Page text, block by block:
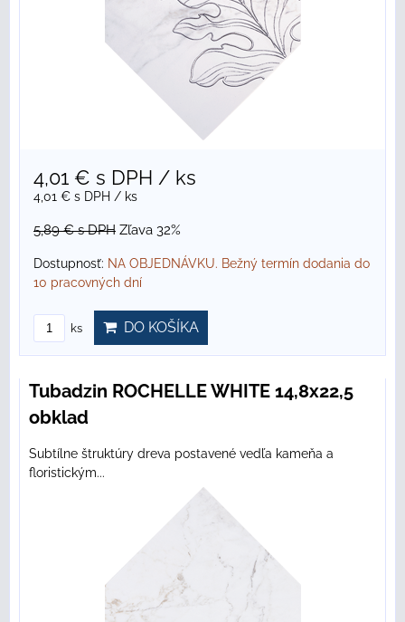
4,01 € s DPH / ks
4,01 € s DPH / ks
5,89 €s DPH Zľava 32%
Dostupnosť: NA OBJEDNÁVKU. Bežný termín dodania do
10 pracovných dní
ks DO KOŠÍKA
Tubadzin ROCHELLE WHITE 14,8x22,5
obklad
Subtílne štruktúry dreva postavené vedľa kameňa a
floristickým...